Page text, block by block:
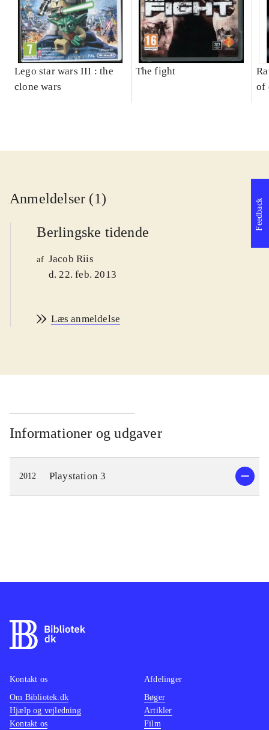
Lego star wars III : the
clone wars
The fight
of
Anmeldelser (1)
Berlingske tidende
af Jacob Riis
d. 22. feb. 2013
Læs anmeldelse
Informationer og udgaver
2012 Playstation 3
Feedback
Kontakt os
Om Bibliotek.dk
Hjælp og vejledning
Kontakt os
Afdelinger
Bøger
Artikler
Film